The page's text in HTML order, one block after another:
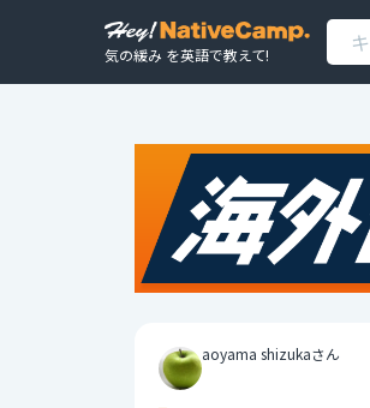
気の緩み を英語で教えて!
aoyama shizukaさん